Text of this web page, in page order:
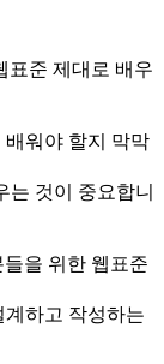
표준 제대로 배우
워야 할지 막막
는 것이 중요합니
을 위한 웹표준
하고 작성하는